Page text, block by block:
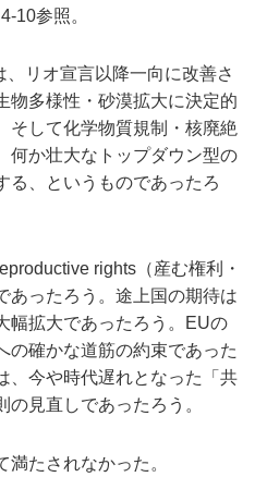
10参照。
、リオ宣言以降一向に改善さ
物多様性・砂漠拡大に決定的
そして化学物質規制・核廃絶
何か壮大なトップダウン型の
る、というものであったろ
rights（産む権利・
あったろう。途上国の期待は
幅拡大であったろう。EUの
の確かな道筋の約束であった
、今や時代遅れとなった「共
見直しであったろう。
たされなかった。